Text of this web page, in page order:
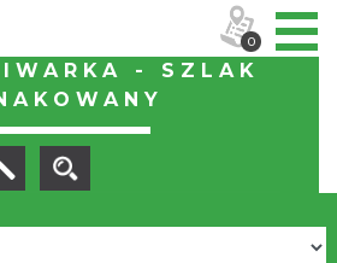
- SZLAK
0